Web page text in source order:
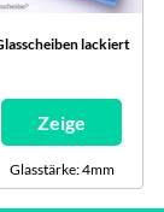
lackiert
Zeige
Glasstärke: 4mm